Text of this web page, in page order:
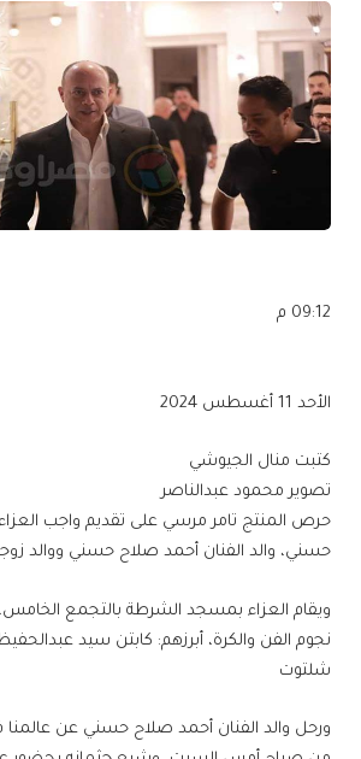
09:12 م
الأحد 11 أغسطس 2024
كتبت منال الجيوشي
تصوير محمود عبدالناصر
حرص المنتج تامر مرسي على تقديم واجب
حسني، والد الفنان أحمد صلاح حسني ووالد زوجة
ويقام العزاء بمسجد الشرطة بالتجمع
نجوم الفن والكرة، أبرزهم: كابتن سيد
شلتوت
ورحل والد الفنان أحمد صلاح حسني عن عالمنا